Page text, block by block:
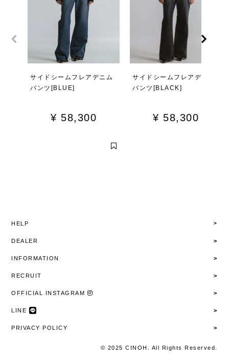
サイドシームフレアデニム
パンツ[BLUE]
¥ 58,300
サイドシームフレアデニム
パンツ[BLACK]
¥ 58,300
HELP
DEALER
INFORMATION
RECRUIT
OFFICIAL INSTAGRAM
LINE
PRIVACY POLICY
© 2025 CINOH. All Rights Reserved.